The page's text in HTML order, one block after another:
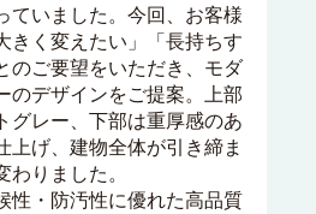
ていました。今回、お客様
きく変えたい」「長持ちす
のご要望をいただき、モダ
のデザインをご提案。上部
グレー、下部は重厚感のあ
上げ、建物全体が引き締ま
わりました。
性・防汚性に優れた高品質